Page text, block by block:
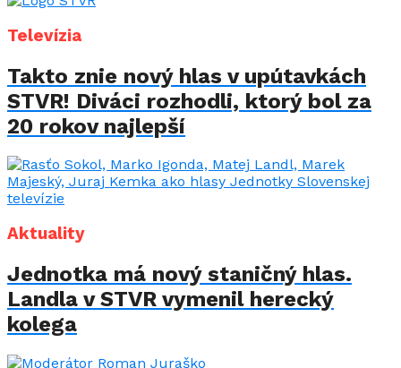
Televízia
Takto znie nový hlas v upútavkách
STVR! Diváci rozhodli, ktorý bol za
20 rokov najlepší
Aktuality
Jednotka má nový staničný hlas.
Landla v STVR vymenil herecký
kolega